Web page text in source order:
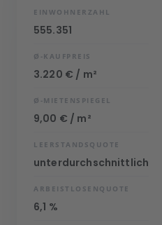
EINWOHNERZAHL
555.351
Ø-KAUFPREIS
3.220 € / m²
Ø-MIETENSPIEGEL
9,00 € / m²
LEERSTANDSQUOTE
unterdurchschnittlich
ARBEISTLOSENQUOTE
6,1 %